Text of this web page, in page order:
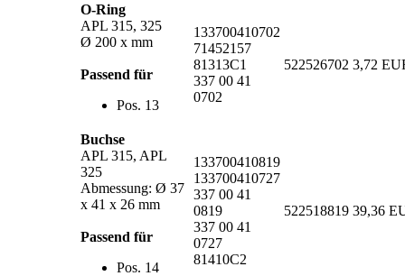
O-Ring
APL 315, 325
Ø 200 x mm
Passend für
Pos. 13
133700410702
71452157
81313C1
337 00 41
0702
522526702 3,72
Buchse
APL 315, APL
325
Abmessung: Ø 37
x 41 x 26 mm
Passend für
Pos. 14
133700410819
133700410727
337 00 41
0819
337 00 41
0727
81410C2
522518819 39,36